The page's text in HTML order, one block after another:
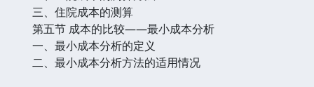
三、住院成本的测算
第五节 成本的比较——最小成本分析
一、最小成本分析的定义
二、最小成本分析方法的适用情况